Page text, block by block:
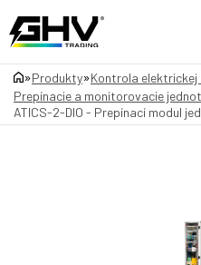
»Produkty»Kontrola elektrickej
Prepínacie a monitorovacie
ATICS-2-DIO - Prepínací modul